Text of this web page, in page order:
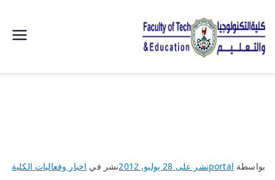
التكنولوجيا
بواسطة portalنشر على 28 يوليو, 2012 نشر في اخبار وفعاليات الكلية